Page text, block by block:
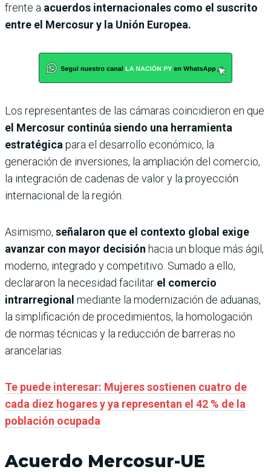
frente a acuerdos internacionales como el suscrito
entre el Mercosur y la Unión Europea.
Los representantes de las cámaras coincidieron en que
el Mercosur continúa siendo una herramienta
estratégica para el desarrollo económico, la
generación de inversiones, la ampliación del comercio,
la integración de cadenas de valor y la proyección
internacional de la región.
Asimismo, señalaron que el contexto global exige
avanzar con mayor decisión hacia un bloque más ágil,
moderno, integrado y competitivo. Sumado a ello,
declararon la necesidad facilitar el comercio
intrarregional mediante la modernización de aduanas,
la simplificación de procedimientos, la homologación
de normas técnicas y la reducción de barreras no
arancelarias.
Te puede interesar: Mujeres sostienen cuatro de
cada diez hogares y ya representan el 42 % de la
población ocupada
Acuerdo Mercosur-UE